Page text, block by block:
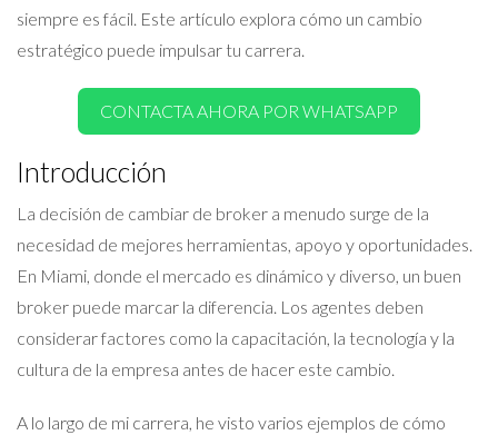
siempre es fácil. Este artículo explora cómo un cambio
estratégico puede impulsar tu carrera.
CONTACTA AHORA POR WHATSAPP
Introducción
La decisión de cambiar de broker a menudo surge de la
necesidad de mejores herramientas, apoyo y oportunidades.
En Miami, donde el mercado es dinámico y diverso, un buen
broker puede marcar la diferencia. Los agentes deben
considerar factores como la capacitación, la tecnología y la
cultura de la empresa antes de hacer este cambio.
A lo largo de mi carrera, he visto varios ejemplos de cómo